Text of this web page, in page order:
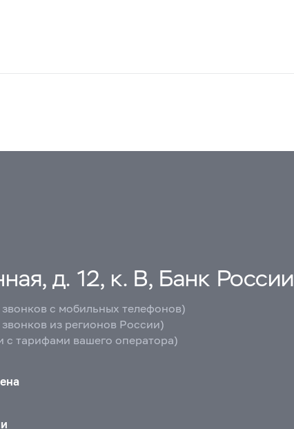
д. 12, к. В, Банк России
с мобильных телефонов)
из регионов России)
с тарифами вашего оператора)